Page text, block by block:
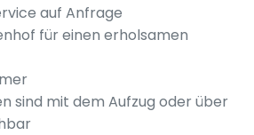
auf Anfrage
für einen erholsamen
sind mit dem Aufzug oder über